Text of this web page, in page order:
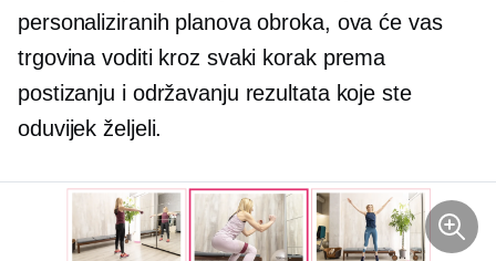
personaliziranih planova obroka, ova će vas
trgovina voditi kroz svaki korak prema
postizanju i održavanju rezultata koje ste
oduvijek željeli.